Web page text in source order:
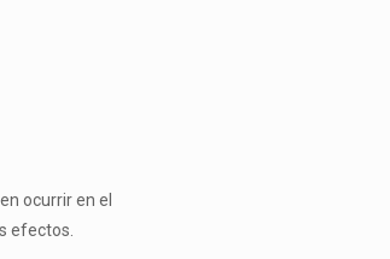
ocurrir en el
efectos.